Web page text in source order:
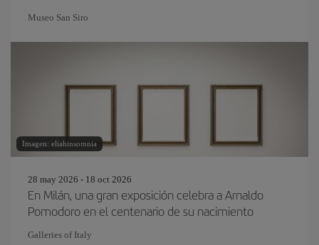
Museo San Siro
Imagen: eliahinsomnia
28 may 2026 - 18 oct 2026
En Milán, una gran exposición celebra a Arnaldo
Pomodoro en el centenario de su nacimiento
Galleries of Italy